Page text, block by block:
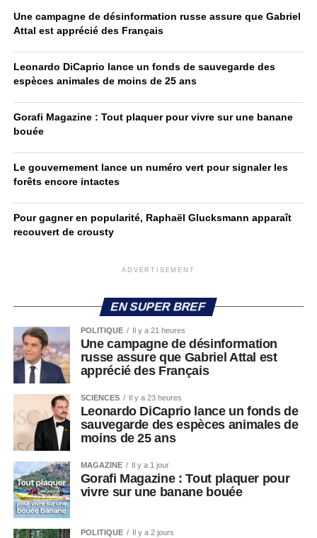
Une campagne de désinformation russe assure que Gabriel
Attal est apprécié des Français
Leonardo DiCaprio lance un fonds de sauvegarde des
espèces animales de moins de 25 ans
Gorafi Magazine : Tout plaquer pour vivre sur une banane
bouée
Le gouvernement lance un numéro vert pour signaler les
forêts encore intactes
Pour gagner en popularité, Raphaël Glucksmann apparaît
recouvert de crousty
ADVERTISEMENT
EN SUPER BREF
POLITIQUE Il y a 21 heures
Une campagne de désinformation
russe assure que Gabriel Attal est
apprécié des Français
SCIENCES Il y a 23 heures
Leonardo DiCaprio lance un fonds de
sauvegarde des espèces animales de
moins de 25 ans
MAGAZINE Il y a 1 jour
Gorafi Magazine : Tout plaquer pour
vivre sur une banane bouée
POLITIQUE Il y a 2 jours